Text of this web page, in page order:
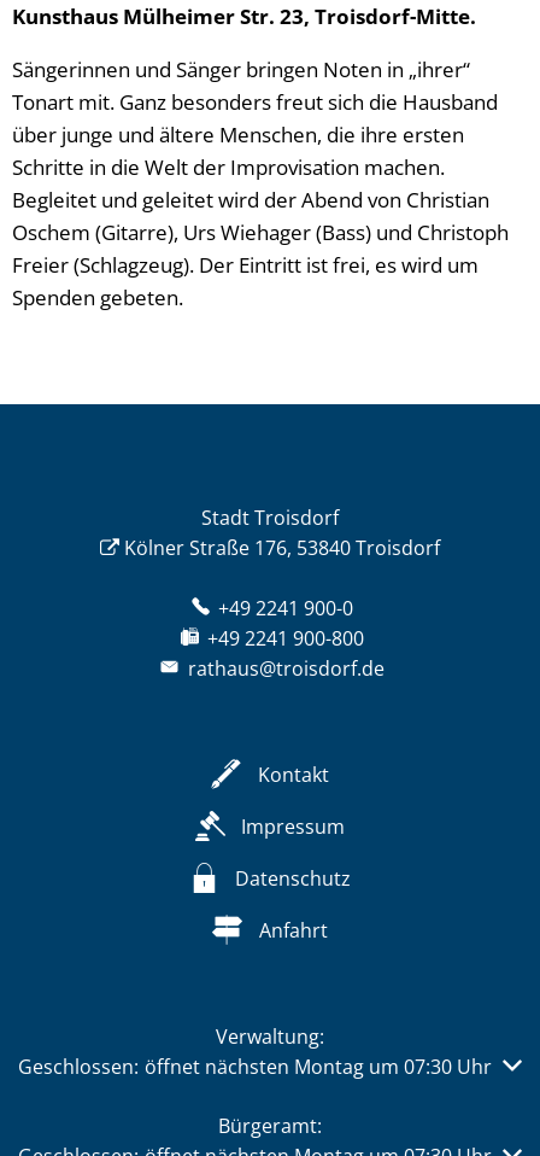
Kunsthaus Mülheimer Str. 23, Troisdorf-Mitte.
Sängerinnen und Sänger bringen Noten in „ihrer“
Tonart mit. Ganz besonders freut sich die Hausband
über junge und ältere Menschen, die ihre ersten
Schritte in die Welt der Improvisation machen.
Begleitet und geleitet wird der Abend von Christian
Oschem (Gitarre), Urs Wiehager (Bass) und Christoph
Freier (Schlagzeug). Der Eintritt ist frei, es wird um
Spenden gebeten.
Stadt Troisdorf
Kölner Straße 176, 53840 Troisdorf
+49 2241 900-0
+49 2241 900-800
rathaus@troisdorf.de
Kontakt
Impressum
Datenschutz
Anfahrt
Verwaltung:
Klicken, um weitere Öffnungs- oder Schließzeiten
Geschlossen: öffnet nächsten Montag um 07:30 Uhr
Bürgeramt: